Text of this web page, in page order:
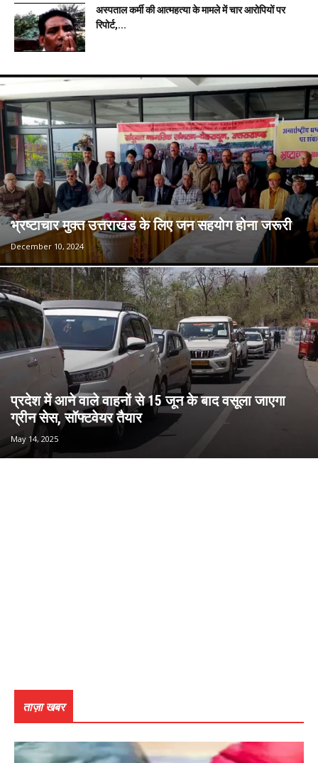
अस्पताल कर्मी की आत्महत्या के मामले में चार आरोपियों पर
रिपोर्ट,...
भ्रष्टाचार मुक्त उत्तराखंड के लिए जन सहयोग होना जरूरी
December 10, 2024
प्रदेश में आने वाले वाहनों से 15 जून के बाद वसूला जाएगा
ग्रीन सेस, सॉफ्टवेयर तैयार
May 14, 2025
ताज़ा खबर